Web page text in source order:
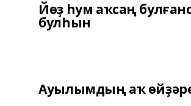
Йөҙ һум аҡсаң
булһын
Ауылымдың аҡ